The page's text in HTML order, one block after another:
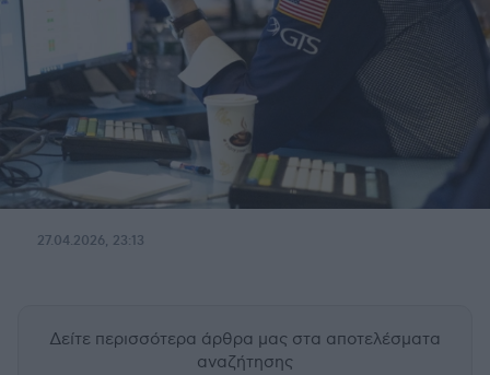
27.04.2026, 23:13
Δείτε περισσότερα άρθρα μας στα αποτελέσματα
αναζήτησης